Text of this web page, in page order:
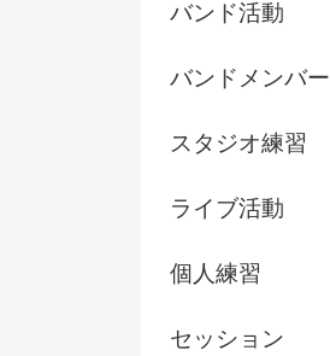
バンド活動
バンドメンバー
スタジオ練習
ライブ活動
個人練習
セッション